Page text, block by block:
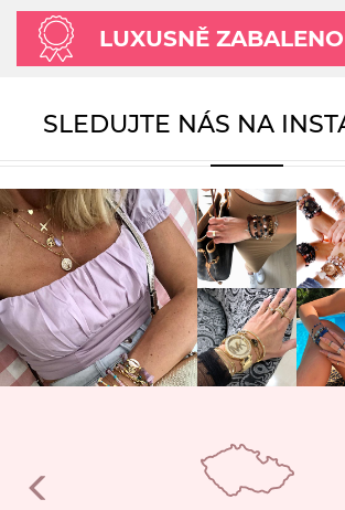
LUXUSNĚ ZABALENO
SLEDUJTE NÁS NA